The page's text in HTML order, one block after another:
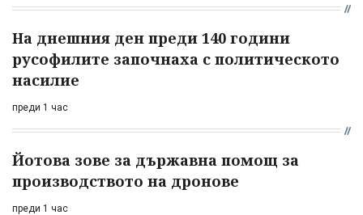
На днешния ден преди 140 години
русофилите започнаха с политическото
насилие
преди 1 час
Йотова зове за държавна помощ за
производството на дронове
преди 1 час